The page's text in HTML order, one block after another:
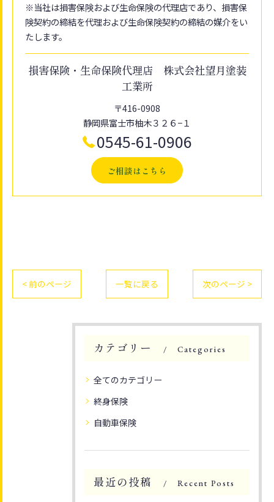
※当社は損害保険および生命保険の代理店であり、損害保
険契約の締結を代理および生命保険契約の締結の媒介をい
たします。
損害保険・生命保険代理店 株式会社望月塗装
工業所
〒416-0908
静岡県富士市柚木３２６−１
0545-61-0906
ご相談はこちら
< 前のページ 一覧に戻る 次のページ >
カテゴリー Categories
全てのカテゴリー
終身保険
自動車保険
最近の投稿 Recent Posts